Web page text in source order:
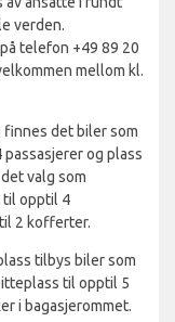
verden.
telefon +49 89 20
mellom kl.
det biler som
og plass
valg som
til opptil 4
2 kofferter.
tilbys biler som
til opptil 5
i bagasjerommet.